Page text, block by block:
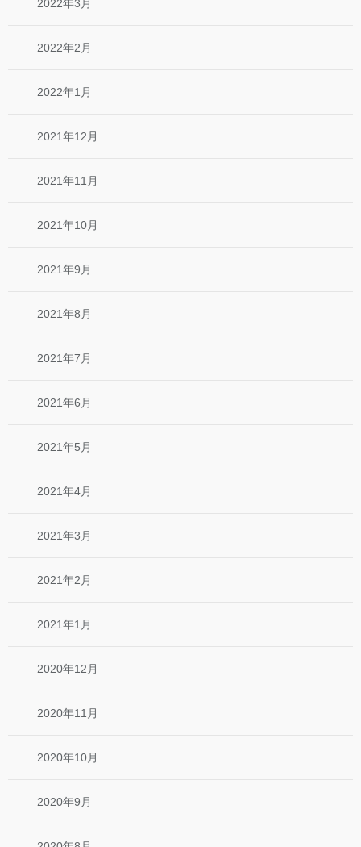
2022年3月
2022年2月
2022年1月
2021年12月
2021年11月
2021年10月
2021年9月
2021年8月
2021年7月
2021年6月
2021年5月
2021年4月
2021年3月
2021年2月
2021年1月
2020年12月
2020年11月
2020年10月
2020年9月